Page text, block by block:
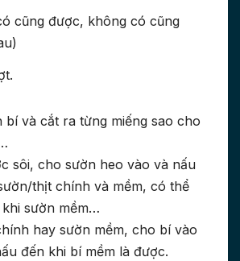
cũng được, không có cũng
bí và cắt ra từng miếng sao cho
sôi, cho sườn heo vào và nấu
thịt chính và mềm, có thể
sườn mềm…
hay sườn mềm, cho bí vào
đến khi bí mềm là được.